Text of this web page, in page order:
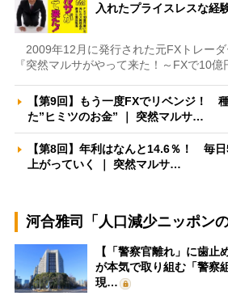
入れたプライスレスな
2009年12月に発行された元FXトレー
『突然マルサがやって来た！～FXで10億
【第9回】もう一度FXでリベンジ！
た”ヒミツのお金” ｜ 突然マルサ…
【第8回】年利はなんと14.6％！ 毎
上がっていく ｜ 突然マルサ…
河合雅司「人口減少ニッポンの
【「警察官離れ」に歯止
が本気で取り組む「警
現…